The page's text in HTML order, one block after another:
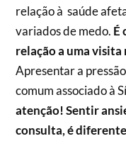
relação à saúde
variados de medo. É
relação a uma visita
Apresentar a
comum associado à
atenção! Sentir
consulta, é